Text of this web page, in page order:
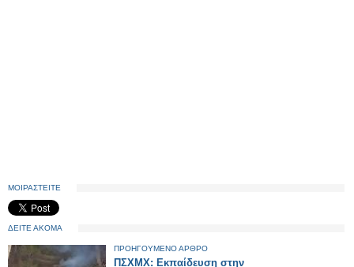
ΜΟΙΡΑΣΤΕΙΤΕ
ΔΕΙΤΕ ΑΚΟΜΑ
ΠΡΟΗΓΟΥΜΕΝΟ ΑΡΘΡΟ
ΠΣΧΜΧ: Εκπαίδευση στην